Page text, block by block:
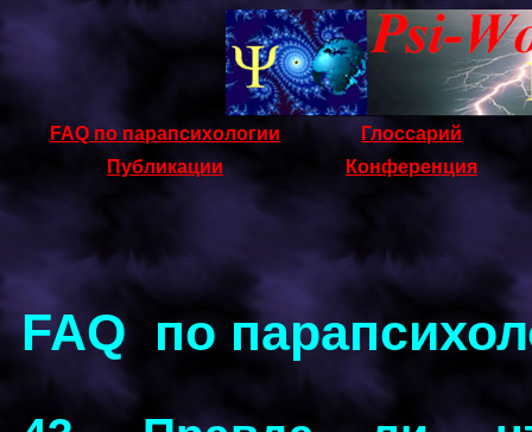
FAQ по парапсихологии
Глоссарий
Публикации
Конференция
FAQ по